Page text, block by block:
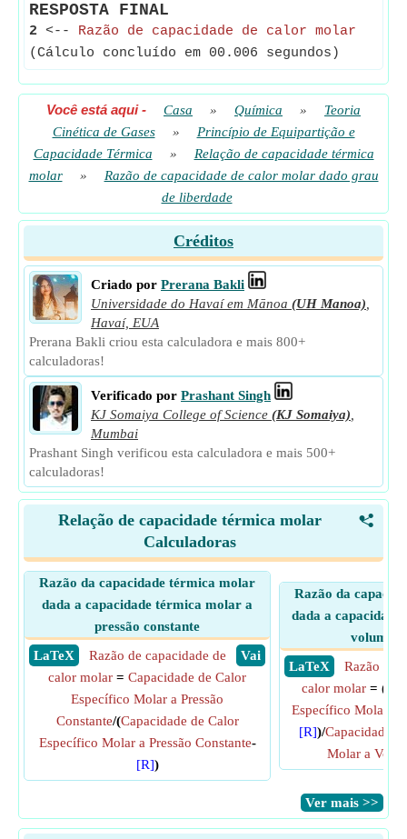
RESPOSTA FINAL
2 <-- Razão de capacidade de calor molar
(Cálculo concluído em 00.006 segundos)
Você está aqui- Casa » Química »
Teoria
Cinética de Gases
»
Princípio de Equipartição e
Capacidade Térmica
»
Relação de capacidade térmica
molar
»
Razão de capacidade de calor molar dado grau
de liberdade
Créditos
Criado por Prerana Bakli
Universidade do Havaí em Mānoa (UH Manoa)
Havaí, EUA
Prerana Bakli criou esta calculadora e mais 800+
calculadoras!
Verificado por Prashant Singh
KJ Somaiya College of Science (KJ Somaiya)
Mumbai
Prashant Singh verificou esta calculadora e mais 500+
calculadoras!
<
Relação de capacidade térmica molar
Calculadoras
Razão da capacidade térmica molar
dada a capacidade térmica molar a
pressão constante
​ LaTeX
​ Vai
Razão de capacidade de
calor molar = Capacidade de Calor
Específico Molar a Pressão
Constante/(Capacidade de Calor
Específico Molar a Pressão Constante-
[R])
Razão da
dada a
volume
​ LaTeX
Razão de
calor molar= (
Específico Molar a
[R])/Capacidade
Molar a
​Ver mais >>